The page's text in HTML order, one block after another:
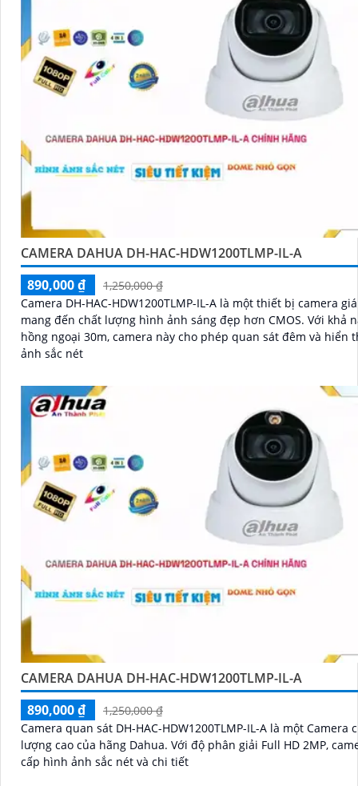
CAMERA DAHUA DH-HAC-HDW1200TLMP-IL-A
890,000 ₫
1,250,000 ₫
Camera DH-HAC-HDW1200TLMP-IL-A là một thiết bị camera
mang đến chất lượng hình ảnh sáng đẹp hơn CMOS. Với khả năng
hồng ngoại 30m, camera này cho phép quan sát đêm và hiển
ảnh sắc nét
CAMERA DAHUA DH-HAC-HDW1200TLMP-IL-A
890,000 ₫
1,250,000 ₫
Camera quan sát DH-HAC-HDW1200TLMP-IL-A là một Camera
lượng cao của hãng Dahua. Với độ phân giải Full HD 2MP, camera cung
cấp hình ảnh sắc nét và chi tiết